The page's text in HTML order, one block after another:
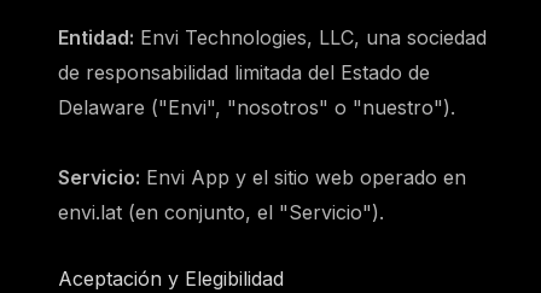
Entidad: Envi Technologies, LLC, una sociedad
de responsabilidad limitada del Estado de
Delaware ("Envi", "nosotros" o "nuestro").
Servicio: Envi App y el sitio web operado en
envi.lat (en conjunto, el "Servicio").
Aceptación y Elegibilidad